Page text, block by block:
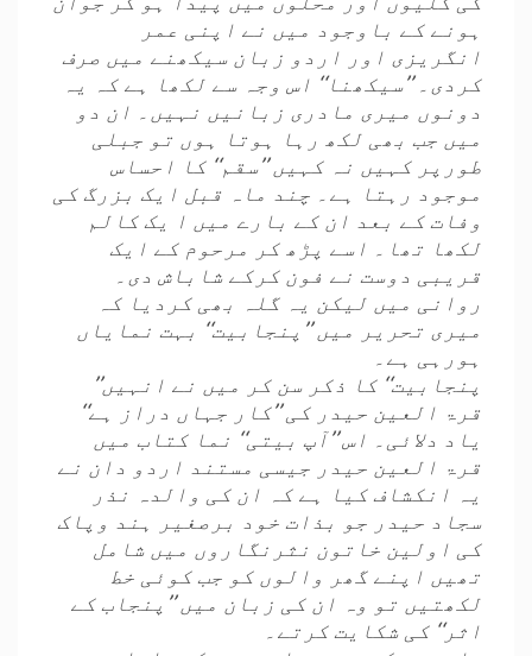
ہونے کے باوجود میں نے اپنی عمر
انگریزی اور اردو زبان سیکھنے میں صرف
کردی۔ ’’سیکھنا‘‘ اس وجہ سے لکھا ہے کہ یہ
دونوں میری مادری زبانیں نہیں۔ ان دو
میں جب بھی لکھ رہا ہوتا ہوں تو جبلی
طورپر کہیں نہ کہیں ’’سقم‘‘ کا احساس
موجود رہتا ہے۔ چند ماہ قبل ایک بزرگ کی
وفات کے بعد ان کے بارے میں ا یک کالم
لکھا تھا۔ اسے پڑھ کر مرحوم کے ایک
قریبی دوست نے فون کرکے شاباش دی۔
روانی میں لیکن یہ گلہ بھی کردیا کہ
میری تحریر میں ’’پنجابیت‘‘ بہت نمایاں
ہورہی ہے۔
’’پنجابیت‘‘ کا ذکر سن کر میں نے انہیں
قرۃ العین حیدر کی ’’کار جہاں دراز ہے‘‘
یاد دلائی۔ اس ’’آپ بیتی‘‘ نما کتاب میں
قرۃ العین حیدر جیسی مستند اردو دان نے
یہ انکشاف کیا ہے کہ ان کی والدہ نذر
سجاد حیدر جو بذات خود برصغیر ہند وپاک
کی اولین خاتون نثرنگاروں میں شامل
تھیں اپنے گھر والوں کو جب کوئی خط
لکھتیں تو وہ ان کی زبان میں ’’پنجاب کے
اثر‘‘ کی شکایت کرتے۔